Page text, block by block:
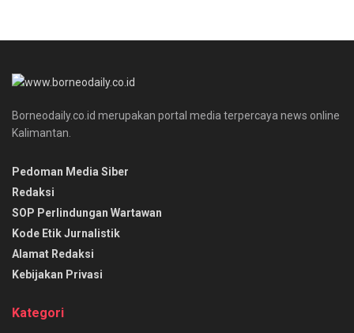
Borneodaily.co.id merupakan portal media terpercaya news online
Kalimantan.
Pedoman Media Siber
Redaksi
SOP Perlindungan Wartawan
Kode Etik Jurnalistik
Alamat Redaksi
Kebijakan Privasi
Kategori